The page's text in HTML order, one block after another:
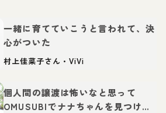
一緒に育てていこうと言われて、決
心がついた
村上佳菜子さん・ViVi
個人間の譲渡は怖いなと思って
OMUSUBIでナナちゃんを見つけて